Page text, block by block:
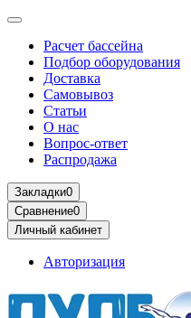
Расчет бассейна
Подбор оборудования
Доставка
Самовывоз
Статьи
О нас
Вопрос-ответ
Распродажа
Закладки0
Сравнение0
Личный кабинет
Авторизация